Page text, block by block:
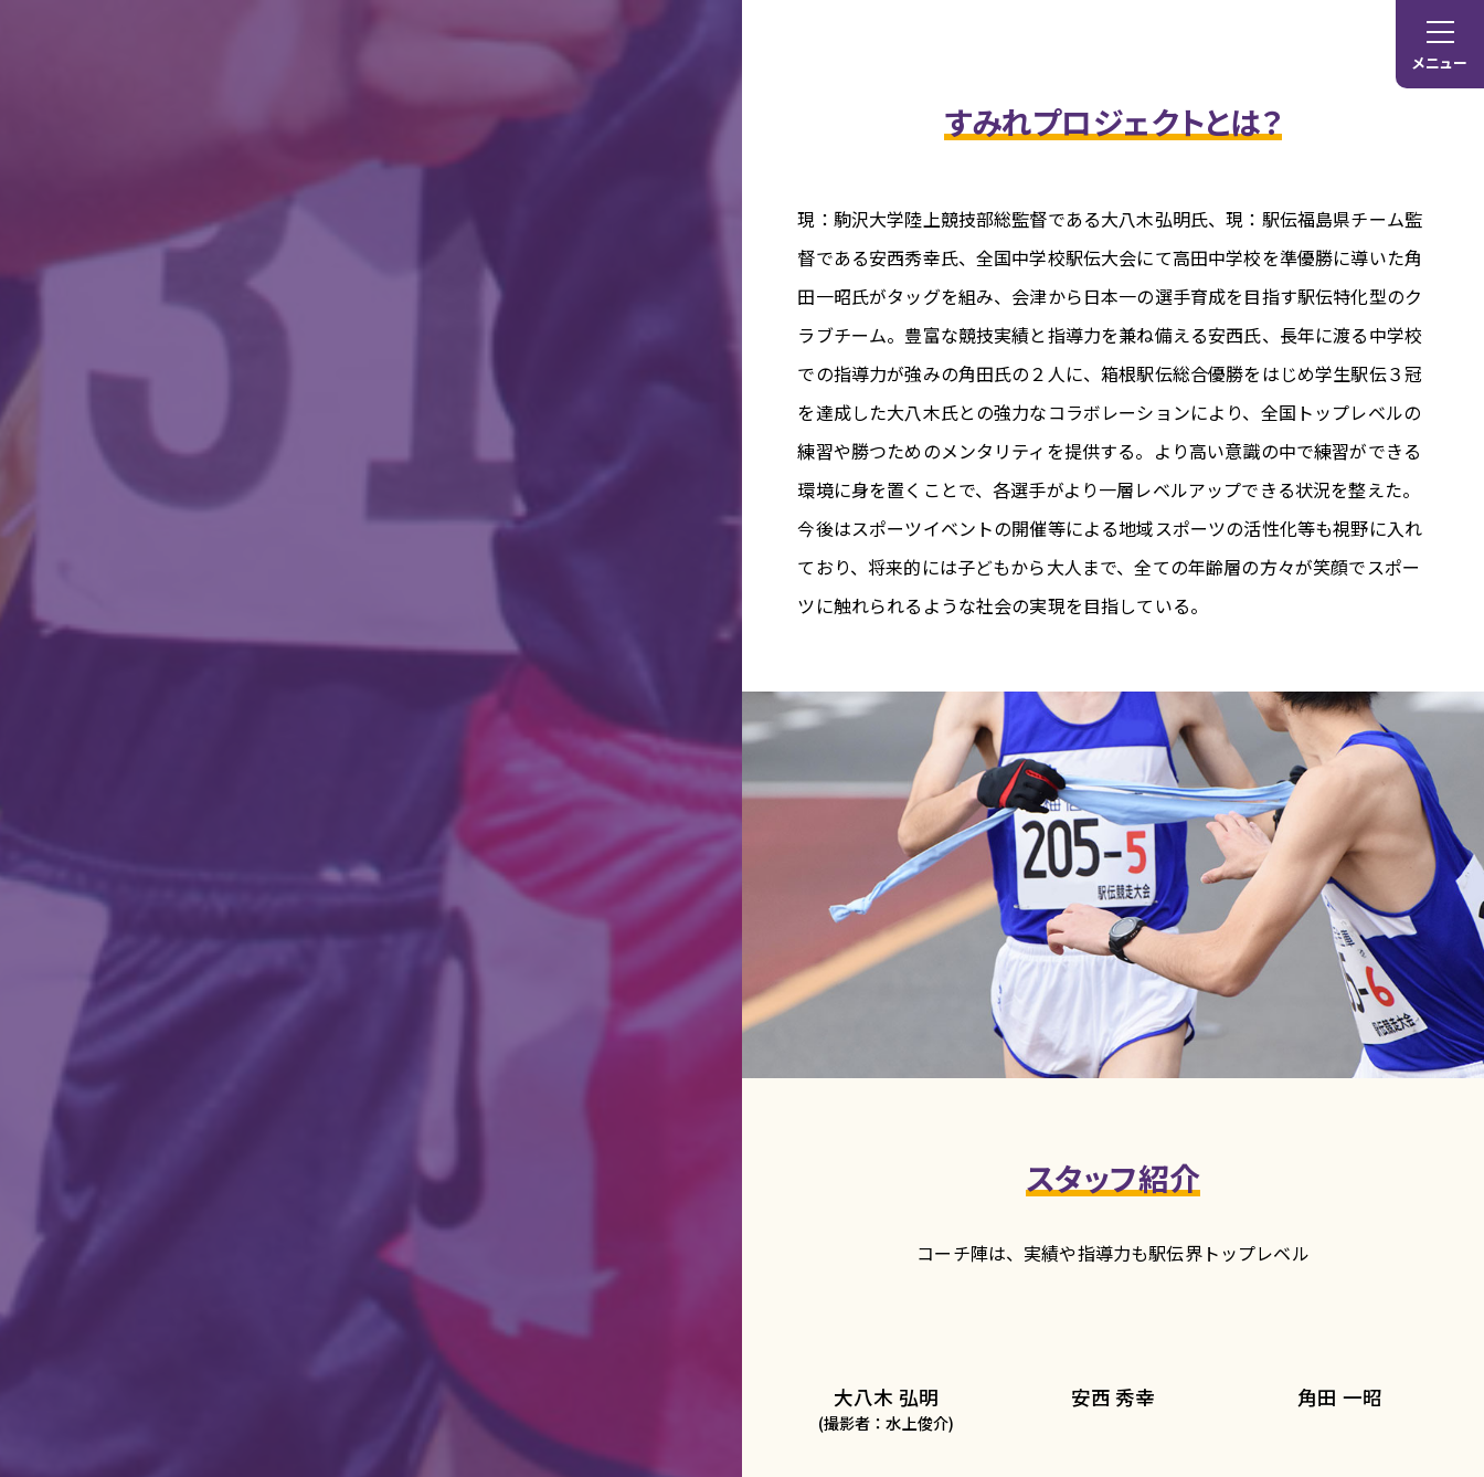
メニュー
すみれプロジェクトとは？
現：駒沢大学陸上競技部総監督である大八木弘明氏、現：駅伝福島県チーム監
督である安西秀幸氏、全国中学校駅伝大会にて高田中学校を準優勝に導いた角
田一昭氏がタッグを組み、会津から日本一の選手育成を目指す駅伝特化型のク
ラブチーム。豊富な競技実績と指導力を兼ね備える安西氏、長年に渡る中学校
での指導力が強みの角田氏の２人に、箱根駅伝総合優勝をはじめ学生駅伝３冠
を達成した大八木氏との強力なコラボレーションにより、全国トップレベルの
練習や勝つためのメンタリティを提供する。より高い意識の中で練習ができる
環境に身を置くことで、各選手がより一層レベルアップできる状況を整えた。
今後はスポーツイベントの開催等による地域スポーツの活性化等も視野に入れ
ており、将来的には子どもから大人まで、全ての年齢層の方々が笑顔でスポー
ツに触れられるような社会の実現を目指している。
スタッフ紹介
コーチ陣は、実績や指導力も駅伝界トップレベル
大八木 弘明
(撮影者：水上俊介)
安西 秀幸 角田 一昭